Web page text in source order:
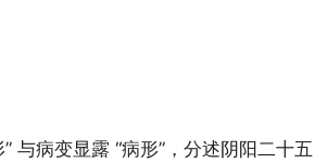
与病变显露 “病形”，分述阴阳二十五